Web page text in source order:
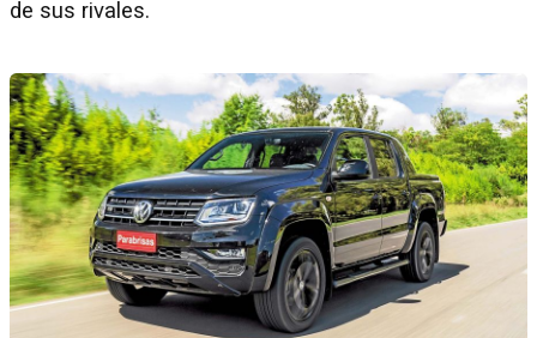
de sus rivales.